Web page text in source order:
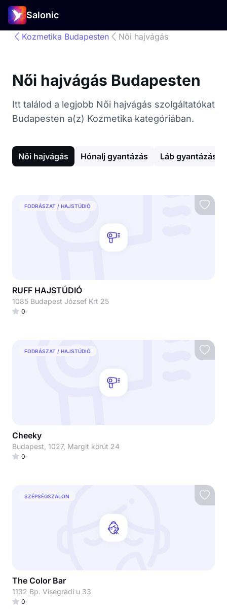
Salonic
Kozmetika Budapesten Női hajvágás
Női hajvágás Budapesten
Itt találod a legjobb Női hajvágás szolgáltatókat
Budapesten a(z) Kozmetika kategóriában.
Női hajvágás Hónalj gyantázás Láb gyantázás
FODRÁSZAT / HAJSTÚDIÓ
RUFF HAJSTÚDIÓ
1085 Budapest József Krt 25
0
FODRÁSZAT / HAJSTÚDIÓ
Cheeky
Budapest, 1027, Margit körút 24
0
SZÉPSÉGSZALON
The Color Bar
1132 Bp. Visegrádi u 33
0